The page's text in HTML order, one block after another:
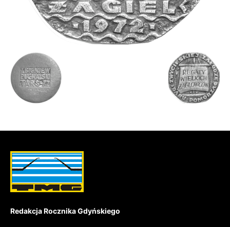
Redakcja Rocznika Gdyńskiego